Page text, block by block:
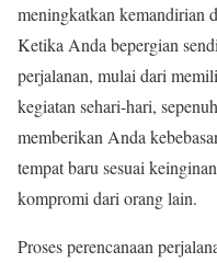
meningkatkan kemandirian
Ketika Anda bepergian
perjalanan, mulai dari
kegiatan sehari-hari,
memberikan Anda
tempat baru sesuai
kompromi dari orang lain.
Proses perencanaan